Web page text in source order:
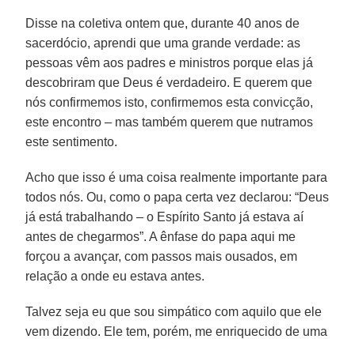
Disse na coletiva ontem que, durante 40 anos de
sacerdócio, aprendi que uma grande verdade: as
pessoas vêm aos padres e ministros porque elas já
descobriram que Deus é verdadeiro. E querem que
nós confirmemos isto, confirmemos esta convicção,
este encontro – mas também querem que nutramos
este sentimento.
Acho que isso é uma coisa realmente importante para
todos nós. Ou, como o papa certa vez declarou: “Deus
já está trabalhando – o Espírito Santo já estava aí
antes de chegarmos”. A ênfase do papa aqui me
forçou a avançar, com passos mais ousados, em
relação a onde eu estava antes.
Talvez seja eu que sou simpático com aquilo que ele
vem dizendo. Ele tem, porém, me enriquecido de uma